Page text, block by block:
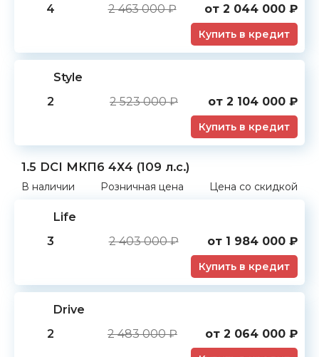
4 2 463 000 ₽ от 2 044 000 ₽
Купить в кредит
Style
2
2 523 000 ₽ от 2 104 000 ₽
Купить в кредит
1.5 DCI МКП6 4Х4 (109 л.с.)
В наличии Розничная цена Цена со скидкой
Life
3
2 403 000 ₽ от 1 984 000 ₽
Купить в кредит
Drive
2
2 483 000 ₽ от 2 064 000 ₽